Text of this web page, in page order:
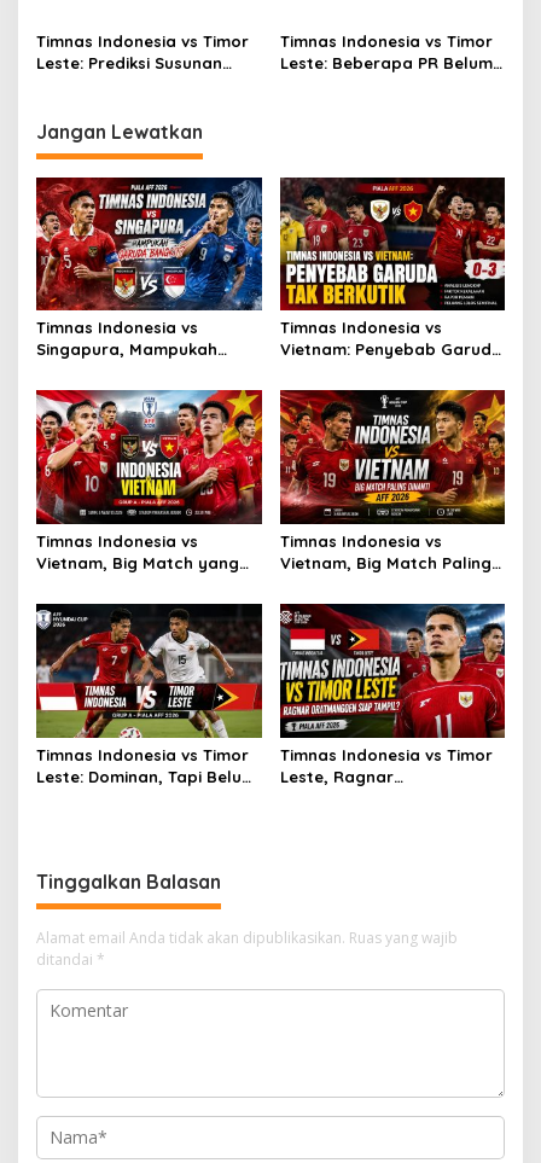
Timnas Indonesia vs Timor
Leste: Prediksi Susunan
Timnas Indonesia vs Timor
Leste: Beberapa PR Belum
Jangan Lewatkan
Timnas Indonesia vs
Singapura, Mampukah
Timnas Indonesia vs
Vietnam: Penyebab Garuda
Timnas Indonesia vs
Vietnam, Big Match yang
Timnas Indonesia vs
Vietnam, Big Match Paling
Timnas Indonesia vs Timor
Leste: Dominan, Tapi Belum
Timnas Indonesia vs Timor
Leste, Ragnar
Tinggalkan Balasan
Alamat email Anda tidak akan dipublikasikan. Ruas yang wajib
ditandai *